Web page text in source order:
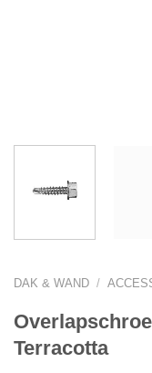
DAK & WAND /
Terracotta